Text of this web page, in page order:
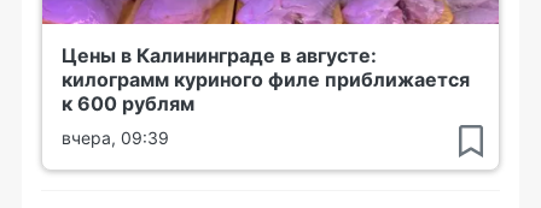
Цены в Калининграде в августе:
килограмм куриного филе приближается
к 600 рублям
вчера, 09:39